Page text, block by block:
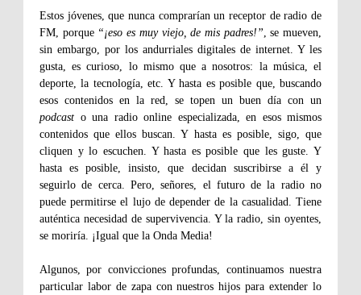
Estos jóvenes, que nunca comprarían un receptor de radio de
FM, porque “¡eso es muy viejo, de mis padres!”, se mueven,
sin embargo, por los andurriales digitales de internet. Y les
gusta, es curioso, lo mismo que a nosotros: la música, el
deporte, la tecnología, etc. Y hasta es posible que, buscando
esos contenidos en la red, se topen un buen día con un
podcast o una radio online especializada, en esos mismos
contenidos que ellos buscan. Y hasta es posible, sigo, que
cliquen y lo escuchen. Y hasta es posible que les guste. Y
hasta es posible, insisto, que decidan suscribirse a él y
seguirlo de cerca. Pero, señores, el futuro de la radio no
puede permitirse el lujo de depender de la casualidad. Tiene
auténtica necesidad de supervivencia. Y la radio, sin oyentes,
se moriría. ¡Igual que la Onda Media!
Algunos, por convicciones profundas, continuamos nuestra
particular labor de zapa con nuestros hijos para extender lo